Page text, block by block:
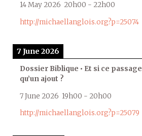
14 May 2026 20h00 - 22h00
http://michaellanglois.org?p=25074
7 June 2026
Dossier Biblique • Et si ce
qu’un ajout ?
7 June 2026 19h00 - 20h00
http://michaellanglois.org?p=25079